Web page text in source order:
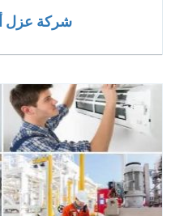
شركة عزل